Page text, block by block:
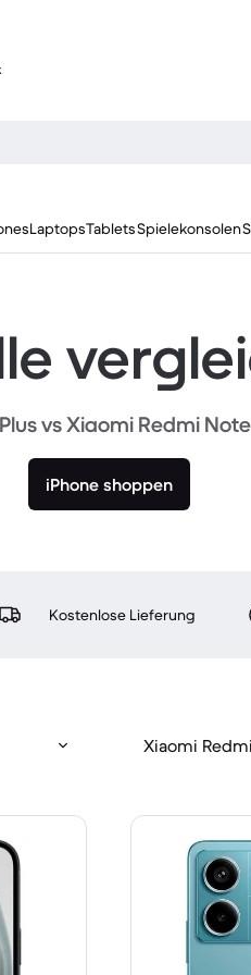
LaptopsTabletsSpielekonsolen
vs Xiaomi Redmi
iPhone shoppen
Kostenlose Lieferung
Xiaomi